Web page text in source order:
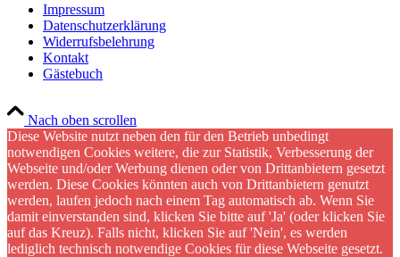
Impressum
Datenschutzerklärung
Widerrufsbelehrung
Kontakt
Gästebuch
Nach oben scrollen
Diese Website nutzt neben den für den Betrieb unbedingt
notwendigen Cookies weitere, die zur Statistik, Verbesserung der
Webseite und/oder Werbung dienen oder von Drittanbietern gesetzt
werden. Diese Cookies könnten auch von Drittanbietern genutzt
werden, laufen jedoch nach einem Tag automatisch ab. Wenn Sie
damit einverstanden sind, klicken Sie bitte auf 'Ja' (oder klicken Sie
auf das Kreuz). Falls nicht, klicken Sie auf 'Nein', es werden
lediglich technisch notwendige Cookies für diese Webseite gesetzt.